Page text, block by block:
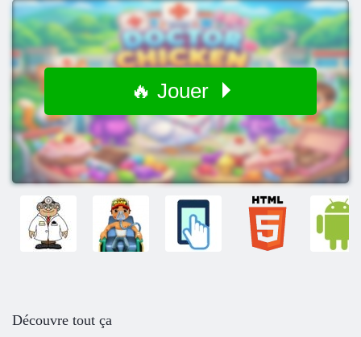
🔥 Jouer
Découvre tout ça